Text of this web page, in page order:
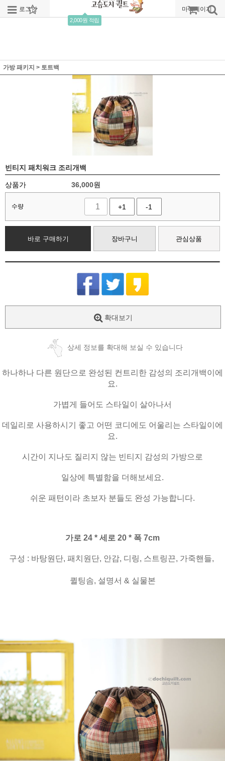
로그인 회원가입
2,000원 적립
주문조회 마이페이지
가방 패키지 > 토트백
빈티지 패치워크 조리개백
상품가 36,000원
수량 +1 -1
바로 구매하기 장바구니 관심상품
확대보기
상세 정보를 확대해 보실 수 있습니다
하나하나 다른 원단으로 완성된 컨트리한 감성의 조리개백이에
요.
가볍게 들어도 스타일이 살아나서
데일리로 사용하시기 좋고 어떤 코디에도 어울리는 스타일이에
요.
시간이 지나도 질리지 않는 빈티지 감성의 가방으로
일상에 특별함을 더해보세요.
쉬운 패턴이라 초보자 분들도 완성 가능합니다.
가로 24 * 세로 20 * 폭 7cm
구성 : 바탕원단, 패치원단, 안감, 디링, 스트링끈, 가죽핸들,
퀼팅솜, 설명서 & 실물본